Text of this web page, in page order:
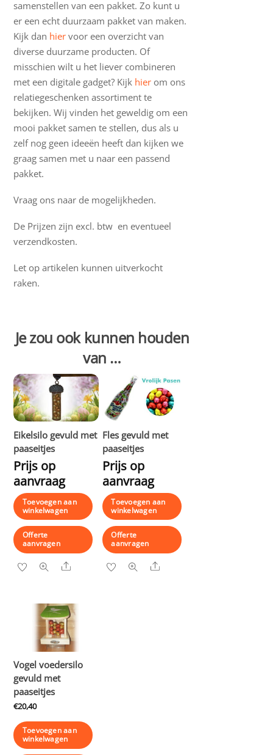
samenstellen van een pakket. Zo kunt u
er een echt duurzaam pakket van maken.
Kijk dan hier voor een overzicht van
diverse duurzame producten. Of
misschien wilt u het liever combineren
met een digitale gadget? Kijk hier om ons
relatiegeschenken assortiment te
bekijken. Wij vinden het geweldig om een
mooi pakket samen te stellen, dus als u
zelf nog geen ideeën heeft dan kijken we
graag samen met u naar een passend
pakket.
Vraag ons naar de mogelijkheden.
De Prijzen zijn excl. btw en eventueel
verzendkosten.
Let op artikelen kunnen uitverkocht
raken.
Je zou ook kunnen houden
van …
Eikelsilo gevuld met
paaseitjes
Prijs op
aanvraag
Toevoegen aan
winkelwagen
Offerte
aanvragen
Share
Fles gevuld met
paaseitjes
Prijs op
aanvraag
Toevoegen aan
winkelwagen
Offerte
aanvragen
Share
Vogel voedersilo
gevuld met
paaseitjes
€20,40
Toevoegen aan
winkelwagen